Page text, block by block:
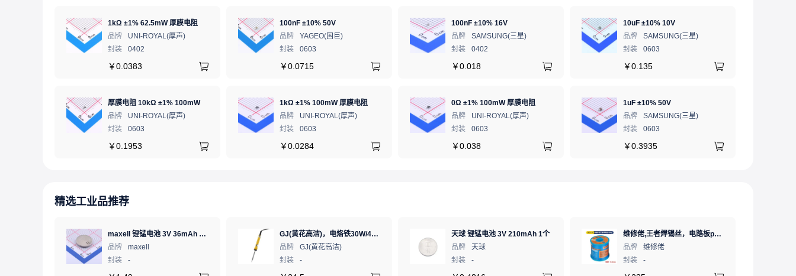
1kΩ ±1% 62.5mW 厚膜电阻
品牌
UNI-ROYAL(厚声)
封装
0402
￥0.0383
100nF ±10% 50V
品牌
YAGEO(国巨)
封装
0603
￥0.0715
100nF ±10% 16V
品牌
SAMSUNG(三星)
封装
0402
￥0.018
10uF ±10% 10V
品牌
SAMSUNG(三星)
封装
0603
￥0.135
厚膜电阻 10kΩ ±1% 100mW
品牌
UNI-ROYAL(厚声)
封装
0603
￥0.1953
1kΩ ±1% 100mW 厚膜电阻
品牌
UNI-ROYAL(厚声)
封装
0603
￥0.0284
0Ω ±1% 100mW 厚膜电阻
品牌
UNI-ROYAL(厚声)
封装
0603
￥0.038
1uF ±10% 50V
品牌
SAMSUNG(三星)
封装
0603
￥0.3935
精选工业品推荐
maxell 锂锰电池 3V 36mAh 1个
品牌
maxell
封装
-
GJ(黄花高洁)，电烙铁30W/40W/60W锡焊电烙铁焊接工具电焊笔手机电子维修（内热35W），NO.435(35W)
品牌
GJ(黄花高洁)
封装
-
天球 锂锰电池 3V 210mAh 1个
品牌
天球
封装
-
维修佬,王者焊锡丝，电路板pcb焊接锡线，0.8mm800g,1个
品牌
维修佬
封装
-